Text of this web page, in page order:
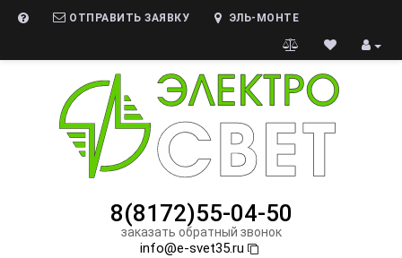
ОТПРАВИТЬ ЗАЯВКУ ЭЛЬ-МОНТЕ
8(8172)55-04-50
заказать обратный звонок
info@e-svet35.ru